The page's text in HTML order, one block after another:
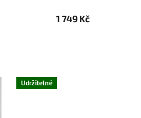
1 749 Kč
Udržitelné